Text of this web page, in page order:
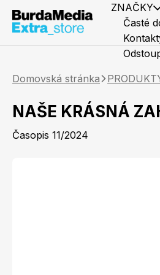
ZNAČKY
Časté
Domovská stránka
NAŠE KRÁSNÁ
Časopis 11/2024